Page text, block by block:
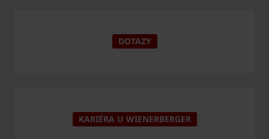
DOTAZY
KARIÉRA U WIENERBERGER